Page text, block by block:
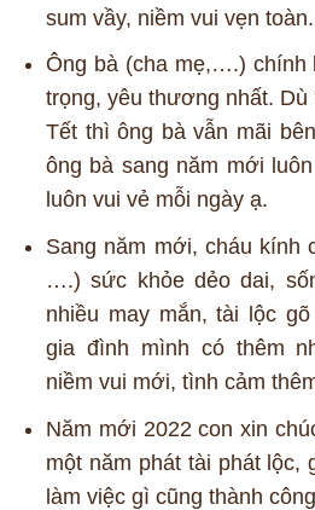
sum vầy, niềm vui vẹn toàn.
Ông bà (cha mẹ,….) chính
trọng, yêu thương nhất. Dù
Tết thì ông bà vẫn mãi
ông bà sang năm mới
luôn vui vẻ mỗi ngày ạ.
Sang năm mới, cháu kính
….) sức khỏe dẻo dai,
nhiều may mắn, tài lộc
gia đình mình có thêm
niềm vui mới, tình cảm
Năm mới 2022 con xin
một năm phát tài phát
làm việc gì cũng thành